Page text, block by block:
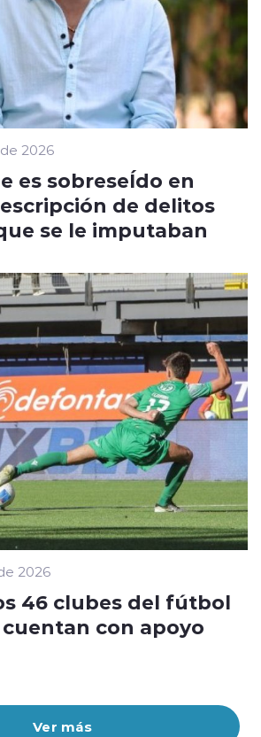
Ver más
2026
es sobreseÍdo en
de delitos
se le imputaban
2026
46 clubes del fútbol
con apoyo